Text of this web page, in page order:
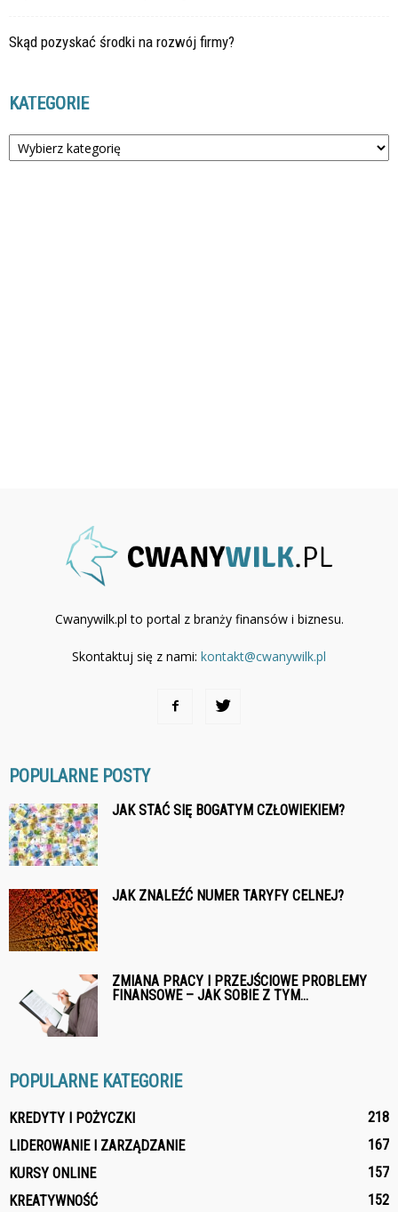
Skąd pozyskać środki na rozwój firmy?
KATEGORIE
Kategorie
Cwanywilk.pl to portal z branży finansów i biznesu.
Skontaktuj się z nami: kontakt@cwanywilk.pl
POPULARNE POSTY
JAK STAĆ SIĘ BOGATYM CZŁOWIEKIEM?
JAK ZNALEŹĆ NUMER TARYFY CELNEJ?
ZMIANA PRACY I PRZEJŚCIOWE PROBLEMY
FINANSOWE – JAK SOBIE Z TYM...
POPULARNE KATEGORIE
KREDYTY I POŻYCZKI
218
LIDEROWANIE I ZARZĄDZANIE
167
KURSY ONLINE
157
KREATYWNOŚĆ
152